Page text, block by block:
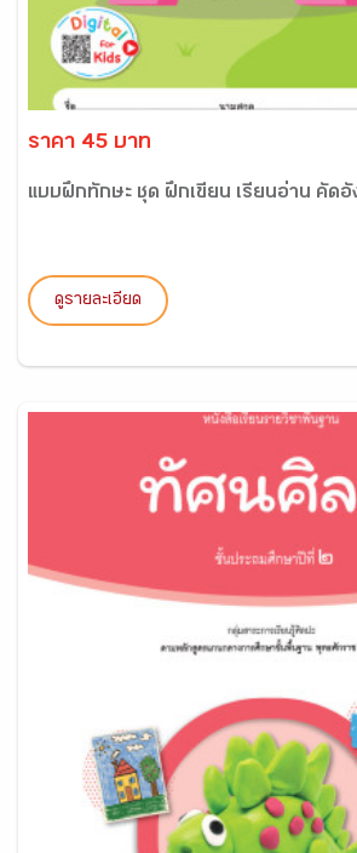
ราคา 45 บาท
แบบฝึกทักษะ ชุด ฝึกเขียน เรียนอ่าน คัดอั
ดูรายละเอียด